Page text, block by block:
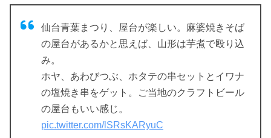
仙台青葉まつり、屋台が楽しい。麻婆焼きそば
の屋台があるかと思えば、山形は芋煮で殴り込
み。
ホヤ、あわびつぶ、ホタテの串セットとイワナ
の塩焼き串をゲット。ご当地のクラフトビール
の屋台もいい感じ。
pic.twitter.com/lSRsKARyuC